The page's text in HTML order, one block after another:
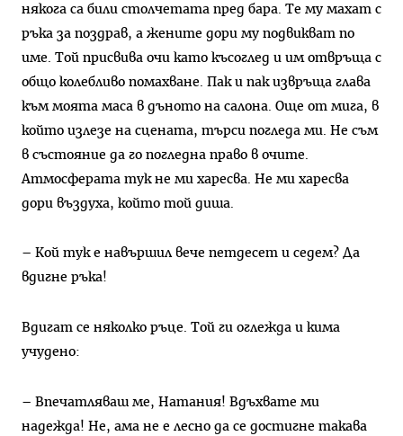
някога са били столчетата пред бара. Те му махат с
ръка за поздрав, а жените дори му подвикват по
име. Той присвива очи като късоглед и им отвръща с
общо колебливо помахване. Пак и пак извръща глава
към моята маса в дъното на салона. Още от мига, в
който излезе на сцената, търси погледа ми. Не съм
в състояние да го погледна право в очите.
Атмосферата тук не ми харесва. Не ми харесва
дори въздуха, който той диша.
– Кой тук е навършил вече петдесет и седем? Да
вдигне ръка!
Вдигат се няколко ръце. Той ги оглежда и кима
учудено:
– Впечатляваш ме, Натания! Вдъхвате ми
надежда! Не, ама не е лесно да се достигне такава